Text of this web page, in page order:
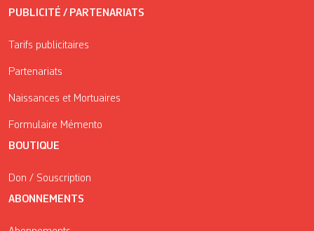
PUBLICITÉ / PARTENARIATS
Tarifs publicitaires
Partenariats
Naissances et Mortuaires
Formulaire Mémento
BOUTIQUE
Don / Souscription
ABONNEMENTS